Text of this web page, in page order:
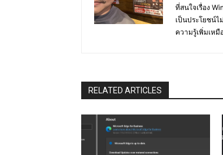
ที่สนใจเรื่อง
เป็นประโยชน์
ความรู้เพิ่มเห
RELATED ARTICLES